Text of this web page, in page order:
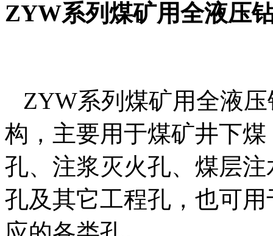
ZYW系列煤矿用全液压
ZYW系列煤矿用全液
构，主要用于煤矿井下
孔、注浆灭火孔、煤层
孔及其它工程孔，也可